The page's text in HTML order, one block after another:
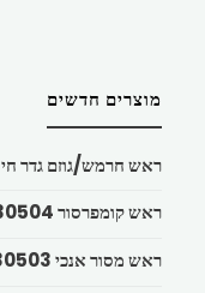
מוצרים חדשים
ראש חרמש/גוזם גדר חי 430506
ראש קומפרסור 430504
ראש מסור אנכי 430503